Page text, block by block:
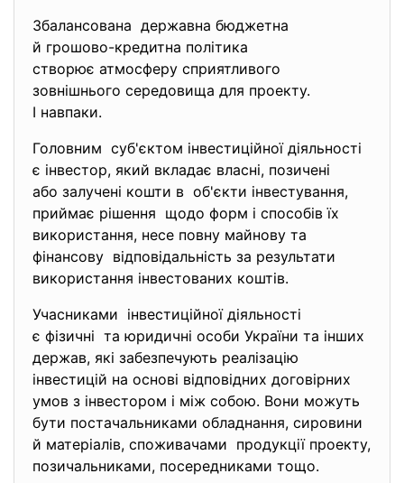
Збалансована державна бюджетна
й грошово-кредитна політика
створює атмосферу сприятливого
зовнішнього середовища для проекту.
І навпаки.
Головним суб'єктом інвестиційної діяльності
є інвестор, який вкладає власні, позичені
або залучені кошти в об'єкти інвестування,
приймає рішення щодо форм і способів їх
використання, несе повну майнову та
фінансову відповідальність за результати
використання інвестованих коштів.
Учасниками інвестиційної діяльності
є фізичні та юридичні особи України та інших
держав, які забезпечують реалізацію
інвестицій на основі відповідних договірних
умов з інвестором і між собою. Вони можуть
бути постачальниками обладнання, сировини
й матеріалів, споживачами продукції проекту,
позичальниками, посередниками тощо.